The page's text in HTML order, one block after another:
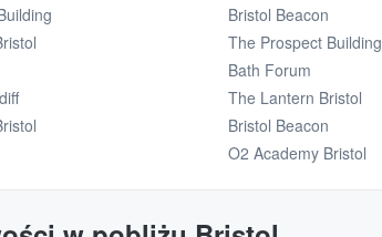
Bristol Beacon
The Prospect Building
Bath Forum
The Lantern Bristol
Bristol Beacon
O2 Academy Bristol